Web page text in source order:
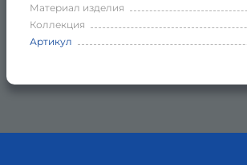
Материал изделия
Коллекция
Артикул